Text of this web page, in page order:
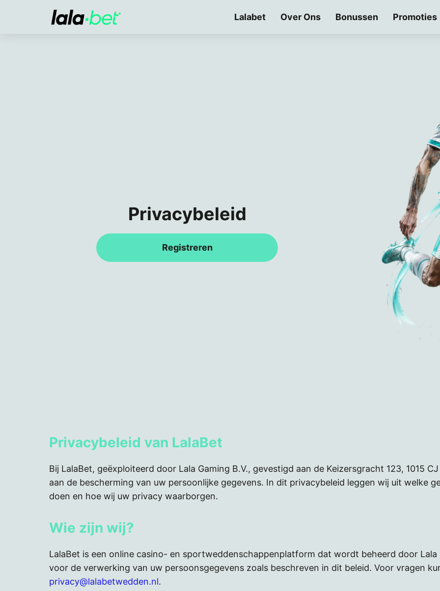
Lalabet Over Ons Bonussen Promoties
Privacybeleid
Registreren
Privacybeleid van LalaBet
Bij LalaBet, geëxploiteerd door Lala Gaming B.V., gevestigd aan de Keizersgracht 123, 1015
aan de bescherming van uw persoonlijke gegevens. In dit privacybeleid leggen wij uit welke
doen en hoe wij uw privacy waarborgen.
Wie zijn wij?
LalaBet is een online casino- en sportweddenschappenplatform dat wordt beheerd door Lala
voor de verwerking van uw persoonsgegevens zoals beschreven in dit beleid. Voor vragen
privacy@lalabetwedden.nl.